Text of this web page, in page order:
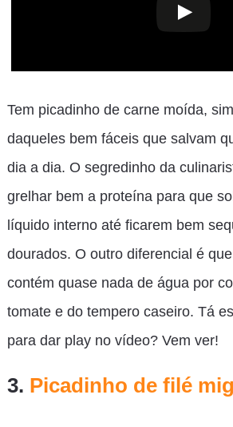
Tem picadinho de carne moída,
daqueles bem fáceis que salvam
dia a dia. O segredinho da
grelhar bem a proteína para que
líquido interno até ficarem bem
dourados. O outro diferencial é
contém quase nada de água por
tomate e do tempero caseiro. Tá
para dar play no vídeo? Vem ver!
3. Picadinho de filé